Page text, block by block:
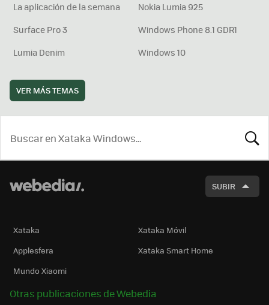
La aplicación de la semana
Nokia Lumia 925
Surface Pro 3
Windows Phone 8.1 GDR1
Lumia Denim
Windows 10
VER MÁS TEMAS
SUBIR
Xataka
Xataka Móvil
Applesfera
Xataka Smart Home
Mundo Xiaomi
Otras publicaciones de Webedia